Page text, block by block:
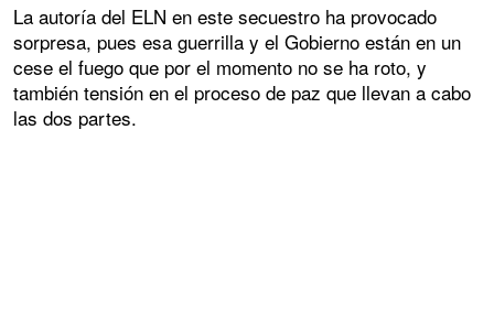
La autoría del ELN en este secuestro ha provocado
sorpresa, pues esa guerrilla y el Gobierno están en un
cese el fuego que por el momento no se ha roto, y
también tensión en el proceso de paz que llevan a cabo
las dos partes.